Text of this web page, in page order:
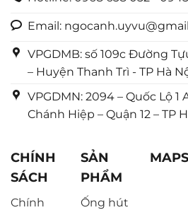
Email:
VPGDMB: số 109c Đường
– Huyện Thanh Trì - TP Hà
VPGDMN: 2094 – Quốc Lộ 1
Chánh Hiệp – Quận 12 – TP
CHÍNH
SÁCH
Chính
SẢN
PHẨM
Ống hút
MAPS